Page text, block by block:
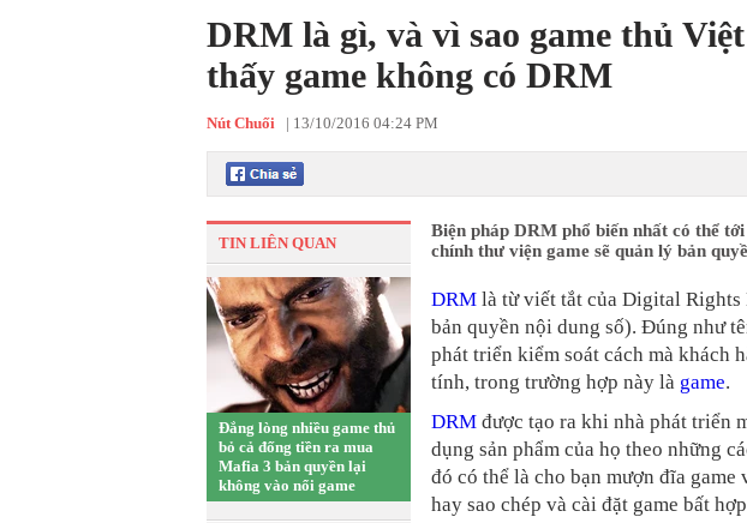
DRM là gì, và vì sao game thủ
thấy game không có DRM
Nút Chuối | 13/10/2016 04:24 PM
TIN LIÊN QUAN
Đắng lòng nhiều game thủ
bỏ cả đống tiền ra mua
Mafia 3 bản quyền lại
không vào nổi game
Biện pháp DRM phổ biến nhất có thể
chính thư viện game sẽ quản lý bản
DRM là từ viết tắt của Digital
bản quyền nội dung số). Đúng như
phát triển kiểm soát cách mà khách
tính, trong trường hợp này là game.
DRM được tạo ra khi nhà phát triển
dụng sản phẩm của họ theo những
đó có thể là cho bạn mượn đĩa
hay sao chép và cài đặt game bất